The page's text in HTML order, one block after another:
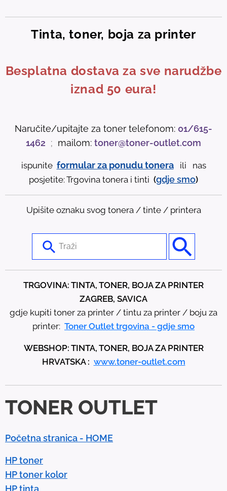
Tinta, toner, boja za printer
Besplatna dostava za sve narudžbe
iznad 50 eura!
Naručite/upitajte za toner telefonom: 01/615-
1462 ; mailom: toner@toner-outlet.com
ispunite formular za ponudu tonera
ili nas
posjetite: Trgovina tonera i tinti (gdjesmo)
Upišite oznaku svog tonera / tinte / printera
t
a
TRGOVINA: TINTA, TONER, BOJA ZA PRINTER
ZAGREB, SAVICA
gdje kupiti toner za printer / tintu za printer / boju za
printer: Toner Outlet trgovina - gdje smo
WEBSHOP: TINTA, TONER, BOJA ZA PRINTER
HRVATSKA : www.toner-outlet.com
TONER OUTLET
Početna stranica - HOME
HP toner
HP toner kolor
HP tinta